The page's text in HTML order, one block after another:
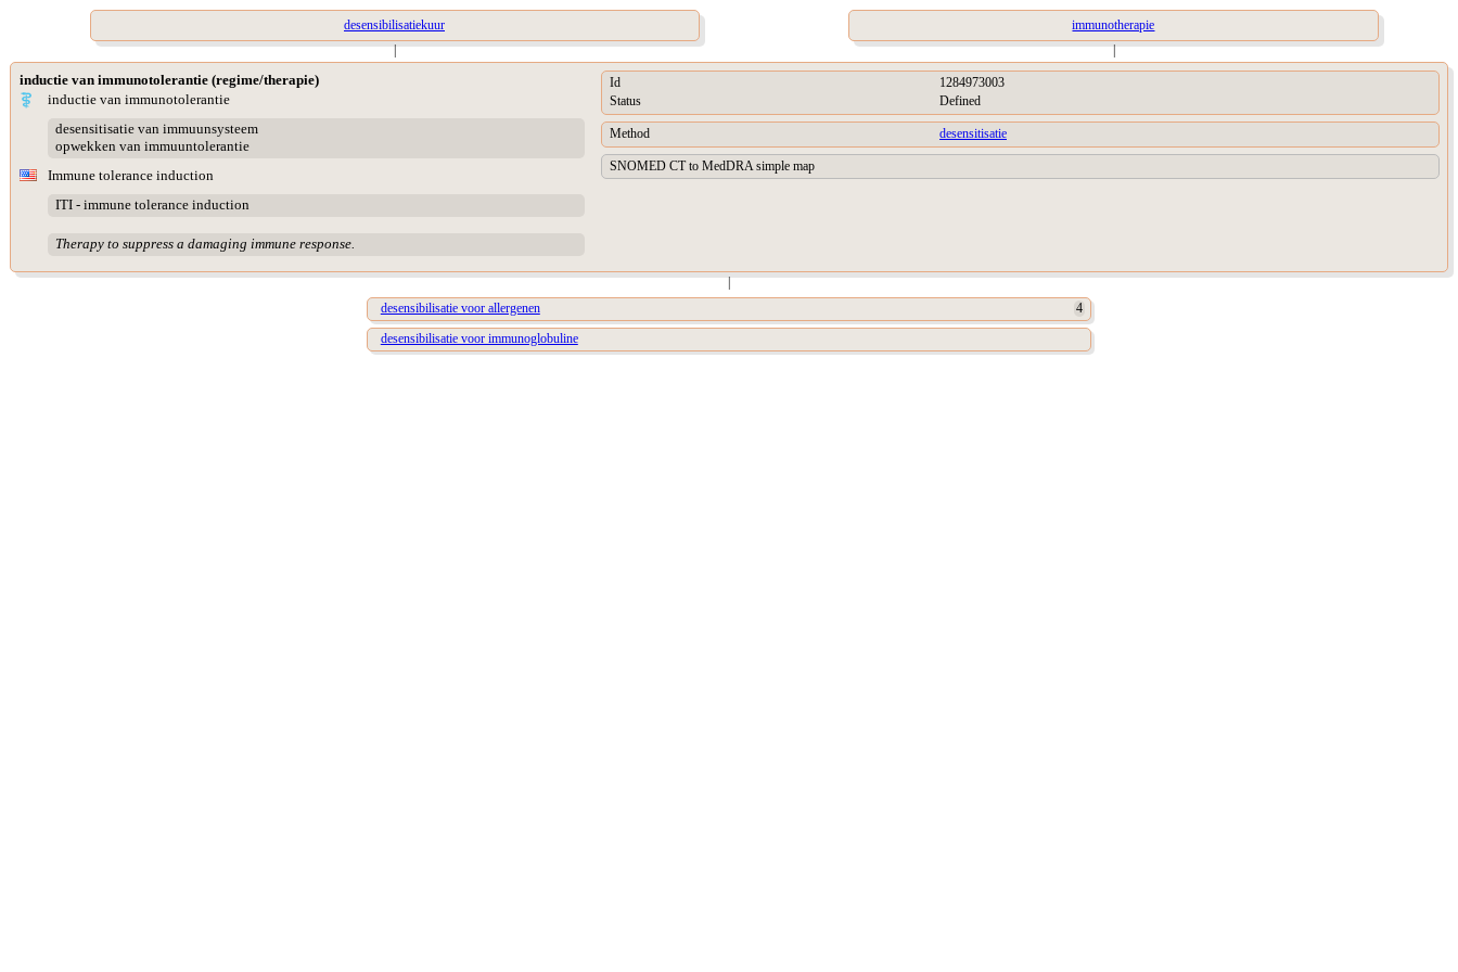
desensibilisatiekuur
immunotherapie
|
|
inductie van immunotolerantie (regime/therapie)
inductie van immunotolerantie
desensitisatie van immuunsysteem
opwekken van immuuntolerantie
Immune tolerance induction
ITI - immune tolerance induction
Therapy to suppress a damaging immune response.
Id
1284973003
Status
Defined
Method desensitisatie
SNOMED CT to MedDRA simple map
|
desensibilisatie voor allergenen
4
desensibilisatie voor immunoglobuline